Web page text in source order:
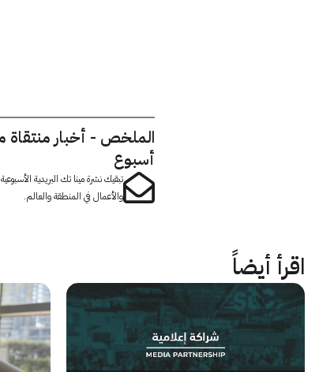
الملخص - أخبار منتقاة
أسبوع
تبقيك نشرة مينا تك البريدية
والأعمال في المنطقة والعالم.
اقرأ أيضاً